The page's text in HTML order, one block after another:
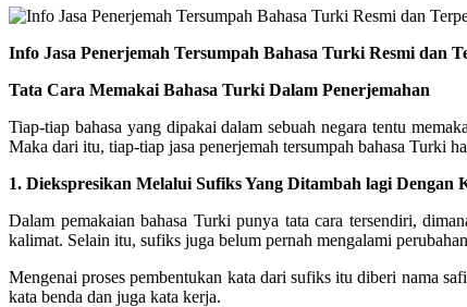
Info Jasa Penerjemah Tersumpah Bahasa Turki Resmi dan
Tata Cara Memakai Bahasa Turki Dalam Penerjemahan
Tiap-tiap bahasa yang dipakai dalam sebuah negara tentu
Maka dari itu, tiap-tiap jasa penerjemah tersumpah bahasa Turki
1. Diekspresikan Melalui Sufiks Yang Ditambah lagi Dengan
Dalam pemakaian bahasa Turki punya tata cara tersendiri,
kalimat. Selain itu, sufiks juga belum pernah mengalami
Mengenai proses pembentukan kata dari sufiks itu diberi nama
kata benda dan juga kata kerja.